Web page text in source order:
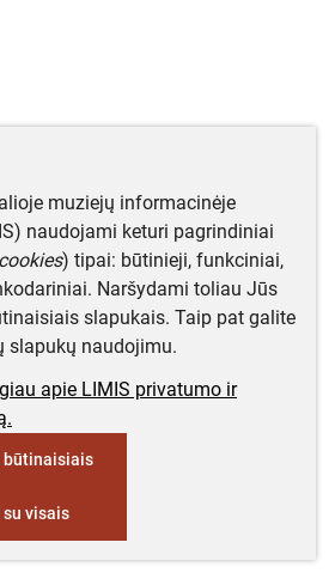
muziejų informacinėje
naudojami keturi pagrindiniai
cookies) tipai: būtinieji, funkciniai,
Naršydami toliau Jūs
slapukais. Taip pat galite
slapukų naudojimu.
apie LIMIS privatumo ir
būtinaisiais
su visais